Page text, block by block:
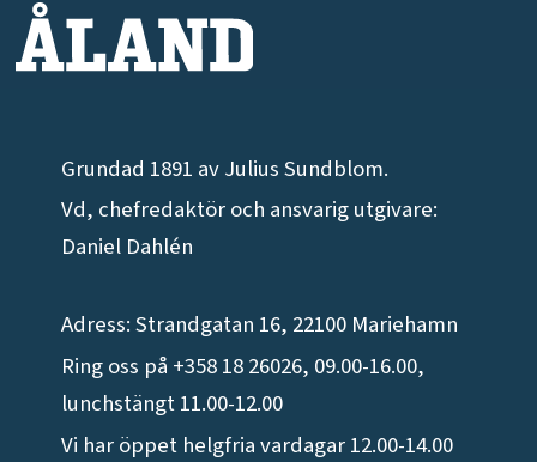
Grundad 1891 av Julius Sundblom.
Vd, chefredaktör och ansvarig utgivare:
Daniel Dahlén
Adress: Strandgatan 16, 22100 Mariehamn
Ring oss på +358 18 26026, 09.00-16.00,
lunchstängt 11.00-12.00
Vi har öppet helgfria vardagar 12.00-14.00